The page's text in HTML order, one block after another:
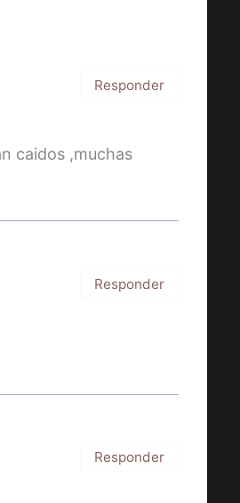
caidos ,muchas
Responder
Responder
Responder